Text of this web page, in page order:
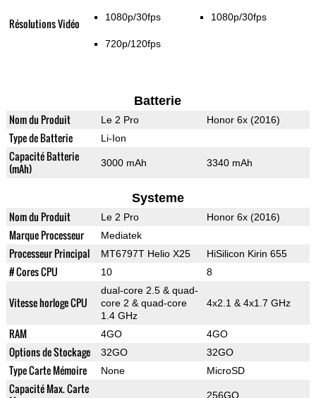
Résolutions Vidéo 1080p/30fps
720p/120fps
1080p/30fps
Batterie
Nom du Produit Le 2 Pro Honor 6x (2016)
Type de Batterie Li-Ion
Capacité Batterie
(mAh)
3000 mAh 3340 mAh
Systeme
Nom du Produit Le 2 Pro Honor 6x (2016)
Marque Processeur Mediatek
Processeur Principal MT6797T Helio X25 HiSilicon Kirin 655
# Cores CPU 10 8
Vitesse horloge CPU
dual-core 2.5 & quad-
core 2 & quad-core
1.4 GHz
4x2.1 & 4x1.7 GHz
RAM 4GO 4GO
Options de Stockage 32GO 32GO
Type Carte Mémoire None MicroSD
Capacité Max. Carte
256GO